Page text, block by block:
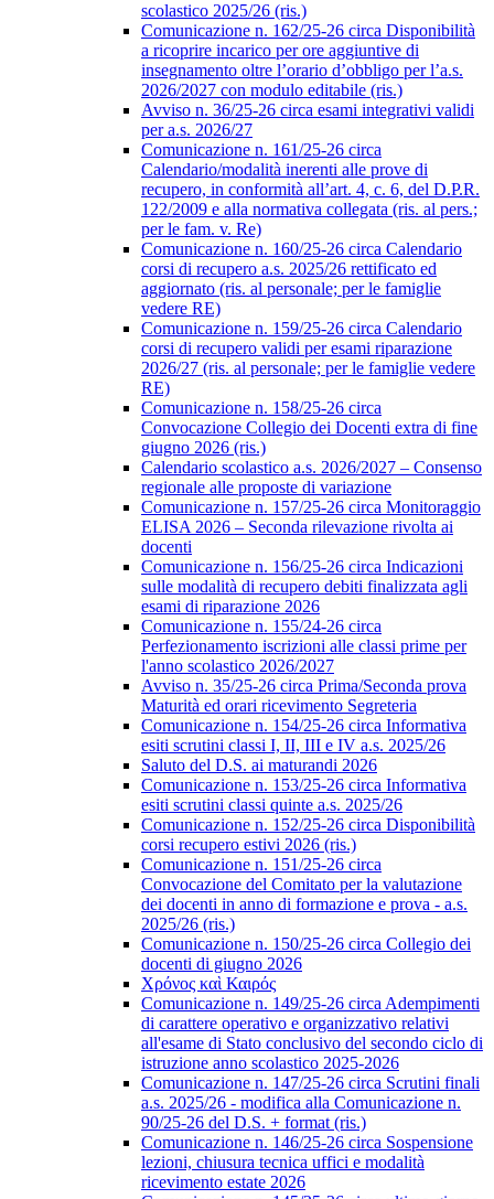
scolastico 2025/26 (ris.)
Comunicazione n. 162/25-26 circa Disponibilità
a ricoprire incarico per ore aggiuntive di
insegnamento oltre l’orario d’obbligo per l’a.s.
2026/2027 con modulo editabile (ris.)
Avviso n. 36/25-26 circa esami integrativi validi
per a.s. 2026/27
Comunicazione n. 161/25-26 circa
Calendario/modalità inerenti alle prove di
recupero, in conformità all’art. 4, c. 6, del D.P.R.
122/2009 e alla normativa collegata (ris. al pers.;
per le fam. v. Re)
Comunicazione n. 160/25-26 circa Calendario
corsi di recupero a.s. 2025/26 rettificato ed
aggiornato (ris. al personale; per le famiglie
vedere RE)
Comunicazione n. 159/25-26 circa Calendario
corsi di recupero validi per esami riparazione
2026/27 (ris. al personale; per le famiglie vedere
RE)
Comunicazione n. 158/25-26 circa
Convocazione Collegio dei Docenti extra di fine
giugno 2026 (ris.)
Calendario scolastico a.s. 2026/2027 – Consenso
regionale alle proposte di variazione
Comunicazione n. 157/25-26 circa Monitoraggio
ELISA 2026 – Seconda rilevazione rivolta ai
docenti
Comunicazione n. 156/25-26 circa Indicazioni
sulle modalità di recupero debiti finalizzata agli
esami di riparazione 2026
Comunicazione n. 155/24-26 circa
Perfezionamento iscrizioni alle classi prime per
l'anno scolastico 2026/2027
Avviso n. 35/25-26 circa Prima/Seconda prova
Maturità ed orari ricevimento Segreteria
Comunicazione n. 154/25-26 circa Informativa
esiti scrutini classi I, II, III e IV a.s. 2025/26
Saluto del D.S. ai maturandi 2026
Comunicazione n. 153/25-26 circa Informativa
esiti scrutini classi quinte a.s. 2025/26
Comunicazione n. 152/25-26 circa Disponibilità
corsi recupero estivi 2026 (ris.)
Comunicazione n. 151/25-26 circa
Convocazione del Comitato per la valutazione
dei docenti in anno di formazione e prova - a.s.
2025/26 (ris.)
Comunicazione n. 150/25-26 circa Collegio dei
docenti di giugno 2026
Χρόνος καὶ Καιρός
Comunicazione n. 149/25-26 circa Adempimenti
di carattere operativo e organizzativo relativi
all'esame di Stato conclusivo del secondo ciclo di
istruzione anno scolastico 2025-2026
Comunicazione n. 147/25-26 circa Scrutini finali
a.s. 2025/26 - modifica alla Comunicazione n.
90/25-26 del D.S. + format (ris.)
Comunicazione n. 146/25-26 circa Sospensione
lezioni, chiusura tecnica uffici e modalità
ricevimento estate 2026